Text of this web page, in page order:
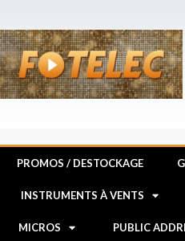
au
contenu
PROMOS / DESTOCKAGE
INSTRUMENTS À VENTS
MICROS PUBLIC